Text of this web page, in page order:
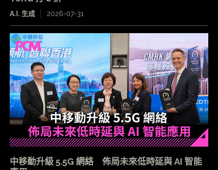
A.I. 生成 2026-07-31
中移動升級 5.5G 網絡 佈局未來低時延與 AI 智能